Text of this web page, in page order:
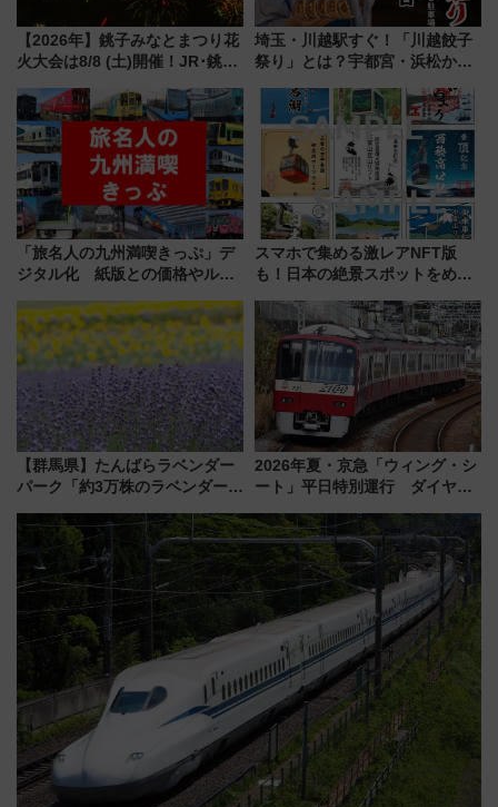
【2026年】銚子みなとまつり花
火大会は8/8 (土)開催！JR･銚子
報、利根川に咲く8,000発の大迫
力＆屋台を満喫
埼玉・川越駅すぐ！「川越餃子
祭り」とは？宇都宮・浜松から
を食べ比べ【7月25日・26日開
催】
「旅名人の九州満喫きっぷ」デ
ジタル化 紙版との価格やルー
スマホで集める激レアNFT版
も！日本の絶景スポットをめぐ
ん)」企画がスタート
【群馬県】たんばらラベンダー
パーク「約3万株のラベンダー」
で都心から約1時間半で夏の絶景
を！
2026年夏・京急「ウィング・シ
ート」平日特別運行 ダイヤ・
三浦海岸を堪能できるお出かけ
プランもご紹介